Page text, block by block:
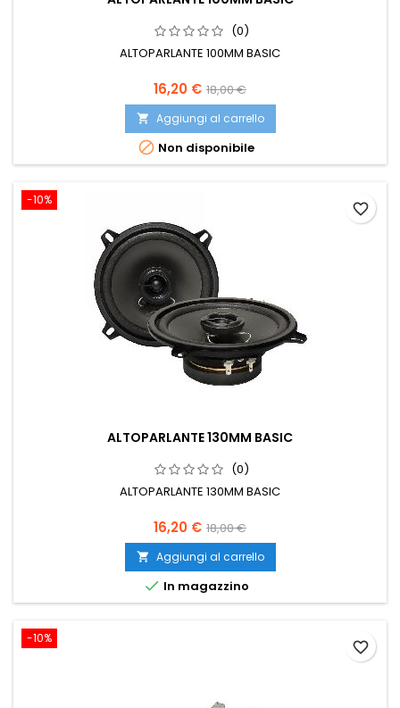
(0)
ALTOPARLANTE 100MM BASIC
Prezzo
16,20 € Prezzo
base
18,00 €
 Aggiungi al carrello
 Non disponibile
-10%
ALTOPARLANTE 130MM BASIC
(0)
ALTOPARLANTE 130MM BASIC
Prezzo
16,20 € Prezzo
base
18,00 €
 Aggiungi al carrello
 In magazzino
favorite_border
-10%
favorite_border